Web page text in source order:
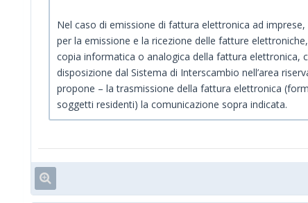
Nel caso di emissione di fattura elettronica ad
per la emissione e la ricezione delle fatture
copia informatica o analogica della fattura elettronica,
disposizione dal Sistema di Interscambio nell’area
propone – la trasmissione della fattura elettronica
soggetti residenti) la comunicazione sopra indicata.